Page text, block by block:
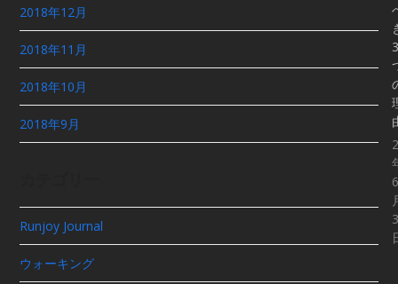
2018年12月
2018年11月
2018年10月
2018年9月
Runjoy Journal
ウォーキング
3
6